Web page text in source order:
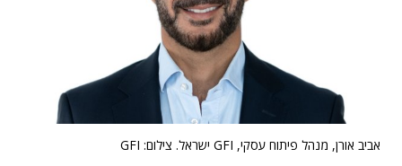
אביב אורן, מנהל פיתוח עסקי, GFI ישראל. צילום: GFI